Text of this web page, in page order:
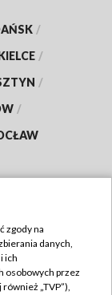
/
/
/
/
zgody na
danych,
ich
osobowych przez
„TVP”),